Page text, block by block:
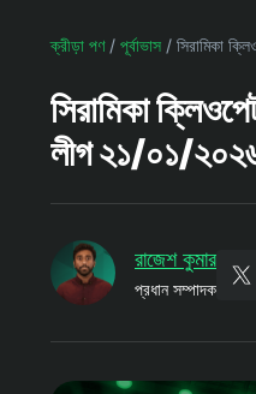
ক্রীড়া পণ/ পূর্বাভাস / সিরামিকা
সিরামিকা
লীগ ২১/০১/
রাজেশ কুমার
প্রধান সম্পাদক